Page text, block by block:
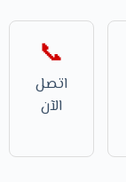
📞
اتصل
الآن